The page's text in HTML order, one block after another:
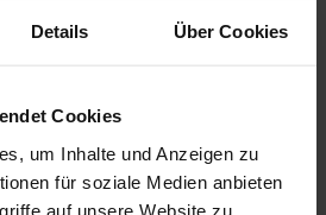
Details Über Cookies
Cookies
um Inhalte und Anzeigen zu
für soziale Medien anbieten
auf unsere Website zu